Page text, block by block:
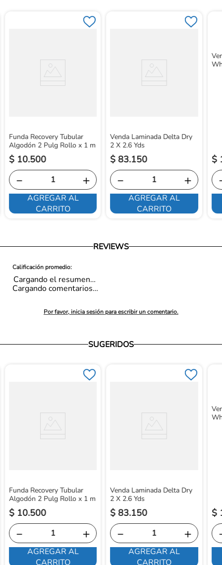
Funda Recovery Tubular
Algodón 2 Pulg Rollo x 1 m
$ 10.500
＋
－
AGREGAR AL
CARRITO
Venda Laminada Delta Dry
2 X 2.6 Yds
$ 83.150
＋
－
AGREGAR AL
CARRITO
$
REVIEWS
Cargando el resumen…
Por favor, inicia sesión para escribir un comentario.
Cargando comentarios…
SUGERIDOS
Funda Recovery Tubular
Algodón 2 Pulg Rollo x 1 m
$ 10.500
＋
－
AGREGAR AL
CARRITO
Venda Laminada Delta Dry
2 X 2.6 Yds
$ 83.150
＋
－
AGREGAR AL
CARRITO
$